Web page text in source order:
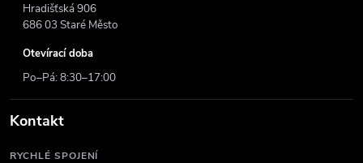
Hradišťská 906
686 03 Staré Město
Otevírací doba
Po–Pá: 8:30–17:00
Kontakt
RYCHLÉ SPOJENÍ